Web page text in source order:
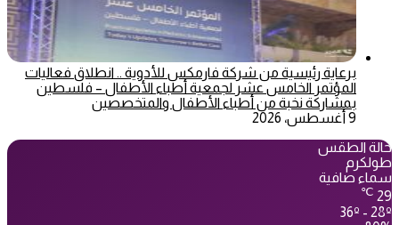
برعاية رئيسية من شركة فارمكس للأدوية .. انطلاق فعاليات
المؤتمر الخامس عشر لجمعية أطباء الأطفال – فلسطين
بمشاركة نخبة من أطباء الأطفال والمتخصصين
9 أغسطس، 2026
حالة الطقس
طولكرم
سماء صافية
29
℃
36º - 28º